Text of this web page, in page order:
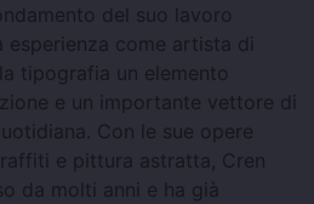
del suo lavoro
come artista di
tipografia un elemento
e un importante vettore di
Con le sue opere
e pittura astratta, Cren
da molti anni e ha già